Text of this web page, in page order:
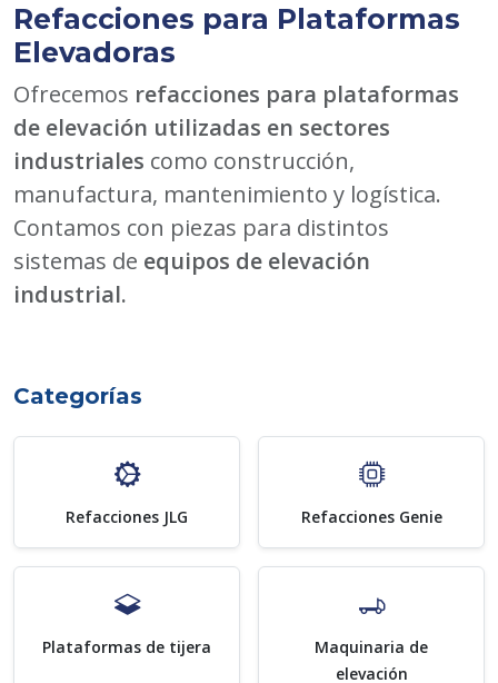
Refacciones para Plataformas
Elevadoras
Ofrecemos refacciones para plataformas
de elevación utilizadas en sectores
industriales como construcción,
manufactura, mantenimiento y logística.
Contamos con piezas para distintos
sistemas de equipos de elevación
industrial.
Categorías
Refacciones JLG Refacciones Genie
Plataformas de tijera
Maquinaria de
elevación